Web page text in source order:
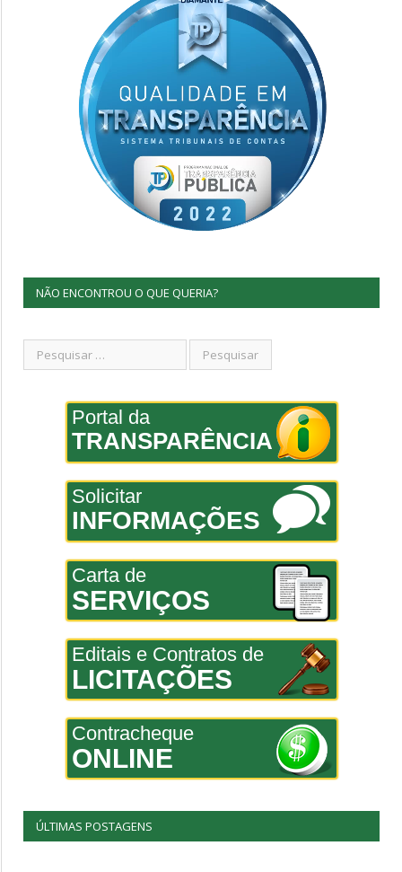
NÃO ENCONTROU O QUE QUERIA?
Portal da
TRANSPARÊNCIA
Solicitar
INFORMAÇÕES
Carta de
SERVIÇOS
Editais e Contratos de
LICITAÇÕES
Contracheque
ONLINE
ÚLTIMAS POSTAGENS